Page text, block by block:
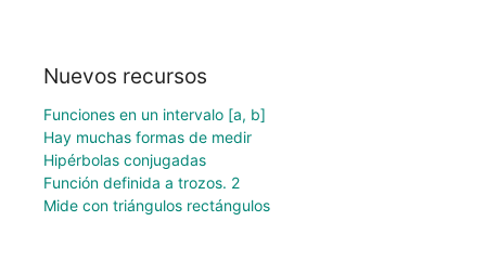
Nuevos recursos
Funciones en un intervalo [a, b]
Hay muchas formas de medir
Hipérbolas conjugadas
Función definida a trozos. 2
Mide con triángulos rectángulos